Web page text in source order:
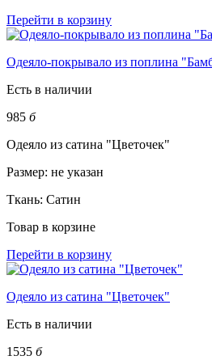
Перейти в корзину
Одеяло-покрывало из поплина
Есть в наличии
985 б
Одеяло из сатина "Цветочек"
Размер: не указан
Ткань: Сатин
Товар в корзине
Перейти в корзину
Одеяло из сатина "Цветочек"
Есть в наличии
1535 б